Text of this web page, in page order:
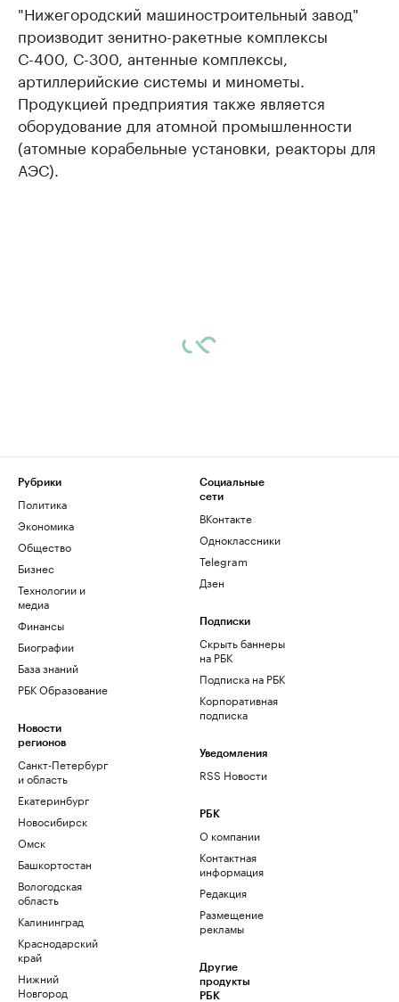
"Нижегородский машиностроительный завод"
производит зенитно-ракетные комплексы
С-400, С-300, антенные комплексы,
артиллерийские системы и минометы.
Продукцией предприятия также является
оборудование для атомной промышленности
(атомные корабельные установки, реакторы для
АЭС).
Рубрики
Политика
Экономика
Общество
Бизнес
Технологии и
медиа
Финансы
Биографии
База знаний
РБК Образование
Новости
регионов
Санкт-Петербург
и область
Екатеринбург
Новосибирск
Омск
Башкортостан
Вологодская
область
Калининград
Краснодарский
край
Нижний
Новгород
Социальные
сети
ВКонтакте
Одноклассники
Telegram
Дзен
Подписки
Скрыть баннеры
на РБК
Подписка на РБК
Корпоративная
подписка
Уведомления
RSS Новости
РБК
О компании
Контактная
информация
Редакция
Размещение
рекламы
Другие
продукты
РБК